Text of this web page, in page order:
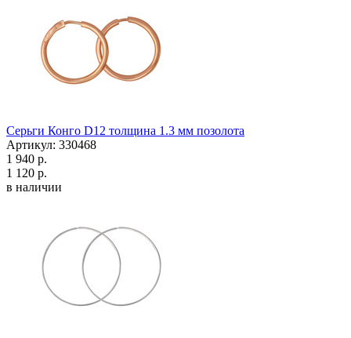
Серьги Конго D12 толщина 1.3 мм позолота
Артикул: 330468
1 940 р.
1 120 р.
в наличии